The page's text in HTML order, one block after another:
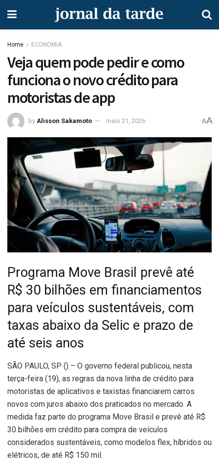
Home ECONOMIA
Veja quem pode pedir e como
funciona o novo crédito para
motoristas de app
by Alisson Sakamoto maio 21, 2026 AA
Programa Move Brasil prevê até
R$ 30 bilhões em financiamentos
para veículos sustentáveis, com
taxas abaixo da Selic e prazo de
até seis anos
SÃO PAULO, SP () – O governo federal publicou, nesta
terça-feira (19), as regras da nova linha de crédito para
motoristas de aplicativos e taxistas financiarem carros
novos com juros abaixo dos praticados no mercado. A
medida faz parte do programa Move Brasil e prevê até R$
30 bilhões em crédito para compra de veículos
considerados sustentáveis, como modelos flex, híbridos ou
elétricos, de até R$ 150 mil.